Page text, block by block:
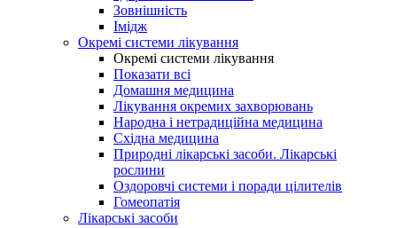
Зовнішність
Імідж
Окремі системи лікування
Окремі системи лікування
Показати всі
Домашня медицина
Лікування окремих захворювань
Народна і нетрадиційна медицина
Східна медицина
Природні лікарські засоби. Лікарські
рослини
Оздоровчі системи і поради цілителів
Гомеопатія
Лікарські засоби